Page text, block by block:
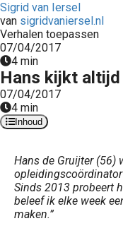
Sigrid van Iersel
van sigridvaniersel.nl
Verhalen toepassen
07/04/2017
4 min
Hans kijkt
07/04/2017
4 min
Inhoud
Hans de Gruijter (56)
Sinds 2013 probeert
beleef ik elke week
maken.”